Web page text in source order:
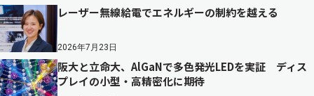
レーザー無線給電でエネルギーの制約を越える
2026年7月23日
阪大と立命大、AlGaNで多色発光LEDを実証 ディス
プレイの小型・高精密化に期待